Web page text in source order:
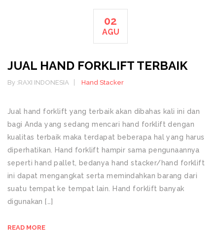
02
AGU
JUAL HAND FORKLIFT TERBAIK
By :RAXI INDONESIA Hand Stacker
Jual hand forklift yang terbaik akan dibahas kali ini dan
bagi Anda yang sedang mencari hand forklift dengan
kualitas terbaik maka terdapat beberapa hal yang harus
diperhatikan. Hand forklift hampir sama pengunaannya
seperti hand pallet, bedanya hand stacker/hand forklift
ini dapat mengangkat serta memindahkan barang dari
suatu tempat ke tempat lain. Hand forklift banyak
digunakan […]
READ MORE